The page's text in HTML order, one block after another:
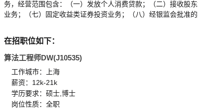
务，经营范围包含：（一）发放个人消费贷款；（二）接收股
业务；（七）固定收益类证券投资业务；（八）经银监会批准
在招职位如下：
算法工程师DW(J10535)
工作城市：上海
薪资：12k-21k
学历要求：硕士,博士
岗位性质：全职